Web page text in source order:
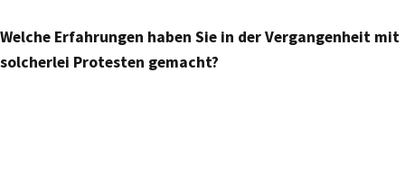
Welche Erfahrungen haben Sie in der Vergangenheit mit
solcherlei Protesten gemacht?